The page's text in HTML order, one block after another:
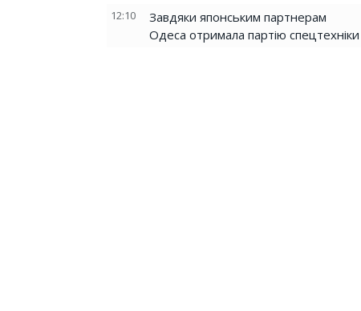
12:10
Завдяки японським партнерам
Одеса отримала партію спецтехніки